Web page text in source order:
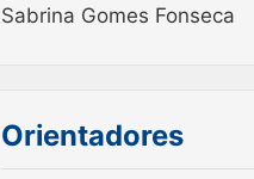
Sabrina Gomes Fonseca
Orientadores